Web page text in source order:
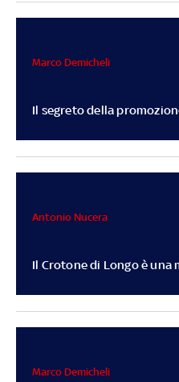
Il segreto della
Marco Demicheli
Il Crotone di Longo è una
Antonio Nucera
Marco Demicheli